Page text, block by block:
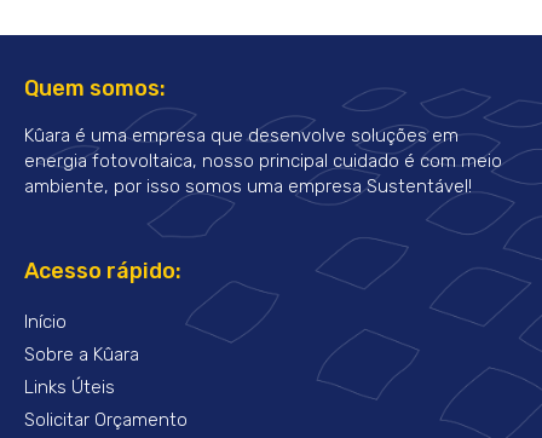
Quem somos:
Kûara é uma empresa que desenvolve soluções em
energia fotovoltaica, nosso principal cuidado é com meio
ambiente, por isso somos uma empresa Sustentável!
Acesso rápido:
Início
Sobre a Kûara
Links Úteis
Solicitar Orçamento